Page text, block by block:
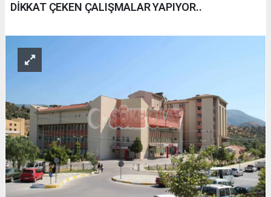
DİKKAT ÇEKEN ÇALIŞMALAR YAPIYOR..